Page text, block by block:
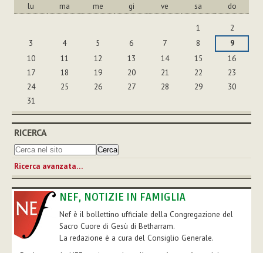
lu ma me gi ve sa do
1
2
3
4 5 6 7 8
9
10
11 12 13 14 15
16
17
18 19 20 21 22
23
24
25 26 27 28 29
30
31
RICERCA
Ricerca avanzata…
NEF, NOTIZIE IN FAMIGLIA
Nef è il bollettino ufficiale della Congregazione del
Sacro Cuore di Gesù di Betharram.
La redazione è a cura del Consiglio Generale.